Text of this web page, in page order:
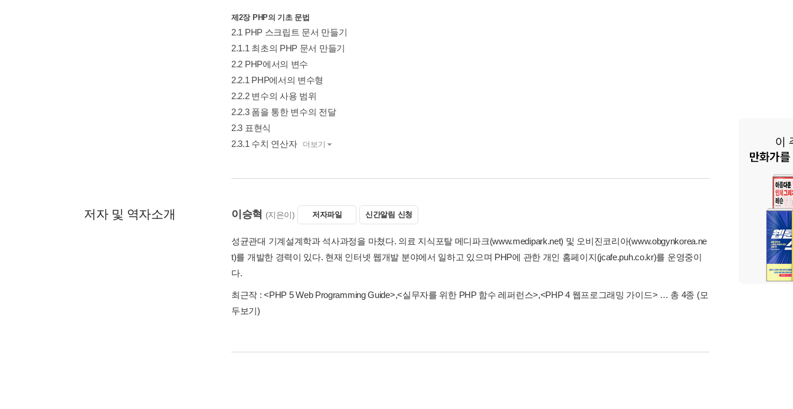
제2장 PHP의 기초 문법
2.1 PHP 스크립트 문서 만들기
2.1.1 최초의 PHP 문서 만들기
2.2 PHP에서의 변수
2.2.1 PHP에서의 변수형
2.2.2 변수의 사용 범위
2.2.3 폼을 통한 변수의 전달
2.3 표현식
2.3.1 수치 연산자
더보기
저자 및 역자소개 이승혁 (지은이) 저자파일 신간알림 신청
성균관대 기계설계학과 석사과정을 마쳤다. 의료 지식포탈 메디파크(www.medipark.net) 및 오비진코리아(www.obgynkorea.ne
t)를 개발한 경력이 있다. 현재 인터넷 웹개발 분야에서 일하고 있으며 PHP에 관한 개인 홈페이지(jcafe.puh.co.kr)를 운영중이
다.
최근작 :<PHP 5 Web Programming Guide>,<실무자를 위한 PHP 함수 레퍼런스>,<PHP 4 웹프로그래밍 가이드> … 총 4종 (모
두보기)